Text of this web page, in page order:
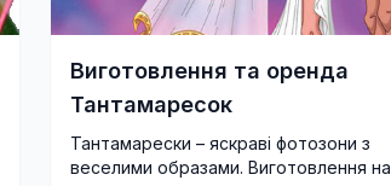
Виготовлення та оренда
Тантамаресок
Тантамарески – яскраві фотозони з
веселими образами. Виготовлення на